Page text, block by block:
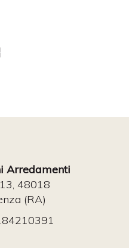
Arredamenti
48018
(RA)